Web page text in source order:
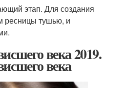
этап. Для создания
ресницы тушью, и
века 2019.
века